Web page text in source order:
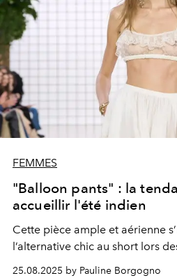
FEMMES
"Balloon pants" : la
accueillir l'été indien
Cette pièce ample et aérienne
l’alternative chic au short lors
25.08.2025 by Pauline Borgogno